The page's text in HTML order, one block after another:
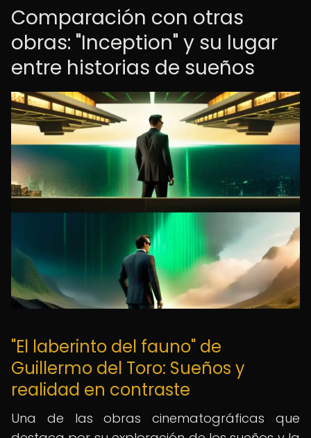
Comparación con otras
obras: "Inception" y su lugar
entre historias de sueños
"El laberinto del fauno" de
Guillermo del Toro: Sueños y
realidad en contraste
Una de las obras cinematográficas que